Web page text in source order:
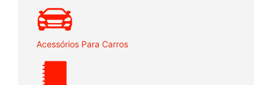
Acessórios Para Carros